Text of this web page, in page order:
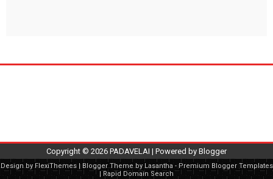
Copyright © 2026 PADAVELAI | Powered by Blogger
Design by FlexiThemes| Blogger Theme by Lasantha-Premium Blogger Templates
|Rapid Domain Search